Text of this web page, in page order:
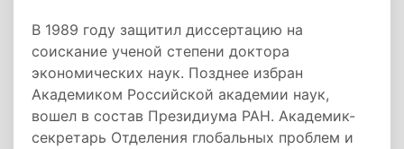
В 1989 году защитил диссертацию на
соискание ученой степени доктора
экономических наук. Позднее избран
Академиком Российской академии наук,
вошел в состав Президиума РАН. Академик-
секретарь Отделения глобальных проблем и